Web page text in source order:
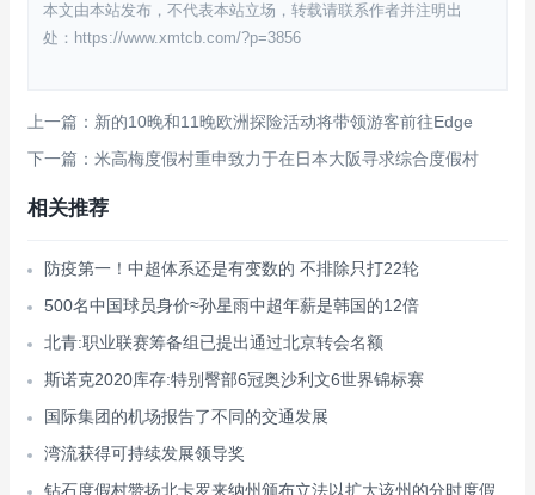
本文由本站发布，不代表本站立场，转载请联系作者并注明出
处：https://www.xmtcb.com/?p=3856
上一篇：新的10晚和11晚欧洲探险活动将带领游客前往Edge
下一篇：米高梅度假村重申致力于在日本大阪寻求综合度假村
相关推荐
防疫第一！中超体系还是有变数的 不排除只打22轮
500名中国球员身价≈孙星雨中超年薪是韩国的12倍
北青:职业联赛筹备组已提出通过北京转会名额
斯诺克2020库存:特别臀部6冠奥沙利文6世界锦标赛
国际集团的机场报告了不同的交通发展
湾流获得可持续发展领导奖
钻石度假村赞扬北卡罗来纳州颁布立法以扩大该州的分时度假